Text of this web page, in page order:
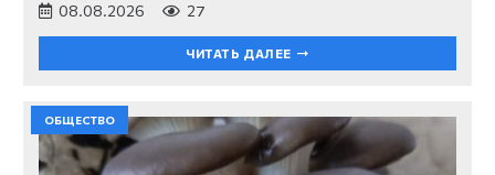
08.08.2026 27
ЧИТАТЬ ДАЛЕЕ
ОБЩЕСТВО